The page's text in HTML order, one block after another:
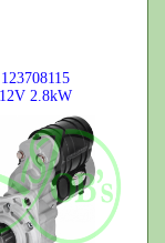
123708115
12V 2.8kW